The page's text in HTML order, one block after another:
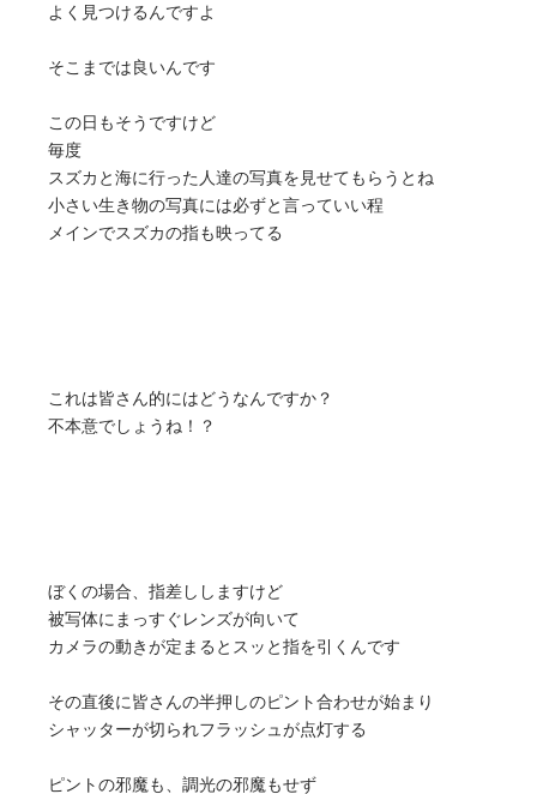
よく見つけるんですよ
そこまでは良いんです
この日もそうですけど
毎度
スズカと海に行った人達の写真を見せてもらうとね
小さい生き物の写真には必ずと言っていい程
メインでスズカの指も映ってる
これは皆さん的にはどうなんですか？
不本意でしょうね！？
ぼくの場合、指差ししますけど
被写体にまっすぐレンズが向いて
カメラの動きが定まるとスッと指を引くんです
その直後に皆さんの半押しのピント合わせが始まり
シャッターが切られフラッシュが点灯する
ピントの邪魔も、調光の邪魔もせず